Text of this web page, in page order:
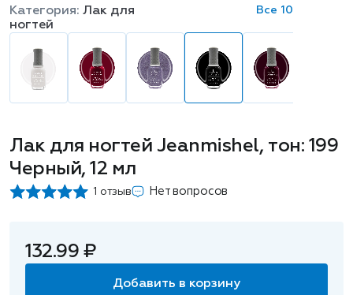
Лак для ногтей Jeanmishel, тон: 199
Черный, 12 мл
1 отзыв Нет вопросов
Категория: Лак для
ногтей
Все 10
132.99 ₽
Добавить в корзину